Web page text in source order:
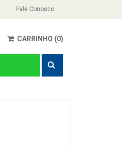
Fale Conosco
CARRINHO (0)